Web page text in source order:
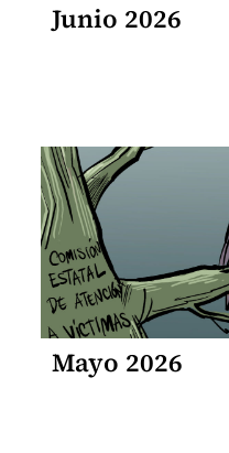
Junio 2026
Mayo 2026